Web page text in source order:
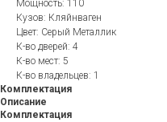
Мощность: 110
Кузов: Кляйнваген
Цвет: Серый Металлик
К-во дверей: 4
К-во мест: 5
К-во владельцев: 1
Комплектация
Описание
Комплектация